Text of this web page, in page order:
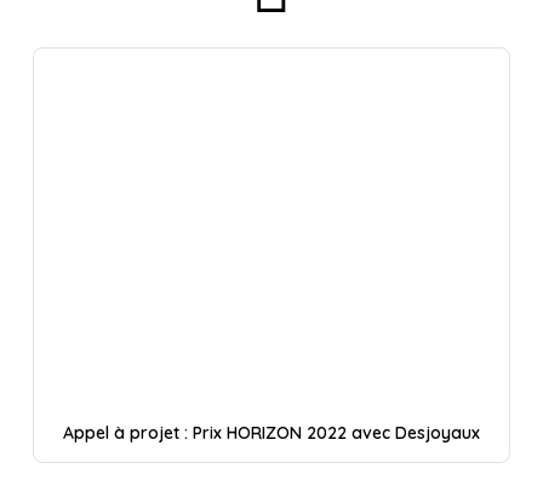
Appel à projet : Prix HORIZON 2022 avec Desjoyaux